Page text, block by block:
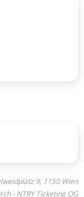
9, 1150 Wien
- NTRY Ticketing OG